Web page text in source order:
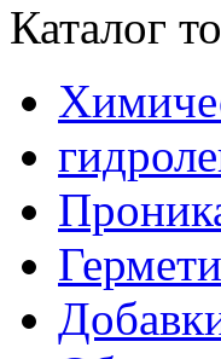
Каталог